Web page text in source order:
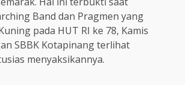
Band dan Pragmen yang
pada HUT RI ke 78, Kamis
SBBK Kotapinang terlihat
menyaksikannya.